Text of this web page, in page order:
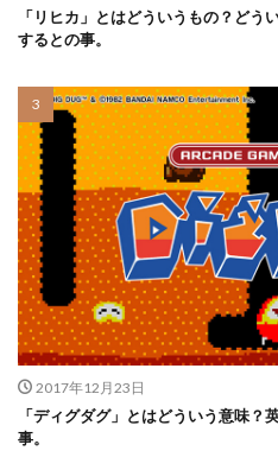
「リヒカ」とはどういうもの？どう
するとの事。
2017年12月23日
「ディグダグ」とはどういう意味
事。